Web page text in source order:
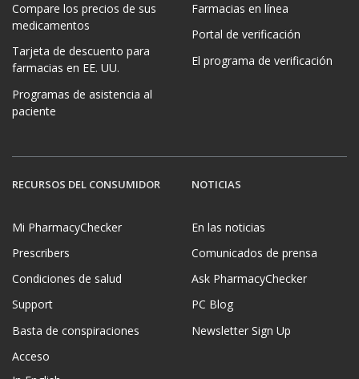
Compare los precios de sus
medicamentos
Tarjeta de descuento para
farmacias en EE. UU.
Programas de asistencia al
paciente
Farmacias en línea
Portal de verificación
El programa de verificación
RECURSOS DEL CONSUMIDOR
Mi PharmacyChecker
Prescribers
Condiciones de salud
Support
Basta de conspiraciones
Acceso
NOTICIAS
En las noticias
Comunicados de prensa
Ask PharmacyChecker
PC Blog
Newsletter Sign Up